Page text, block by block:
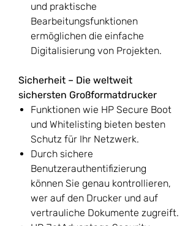
und praktische
Bearbeitungsfunktionen
ermöglichen die einfache
Digitalisierung von Projekten.
Sicherheit – Die weltweit
sichersten Großformatdrucker
Funktionen wie HP Secure Boot
und Whitelisting bieten besten
Schutz für Ihr Netzwerk.
Durch sichere
Benutzerauthentifizierung
können Sie genau kontrollieren,
wer auf den Drucker und auf
vertrauliche Dokumente zugreift.